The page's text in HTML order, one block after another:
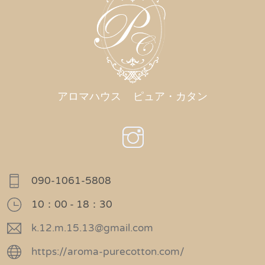
アロマハウス ピュア・カタン
090-1061-5808
10：00 - 18：30
k.12.m.15.13@gmail.com
https://aroma-purecotton.com/